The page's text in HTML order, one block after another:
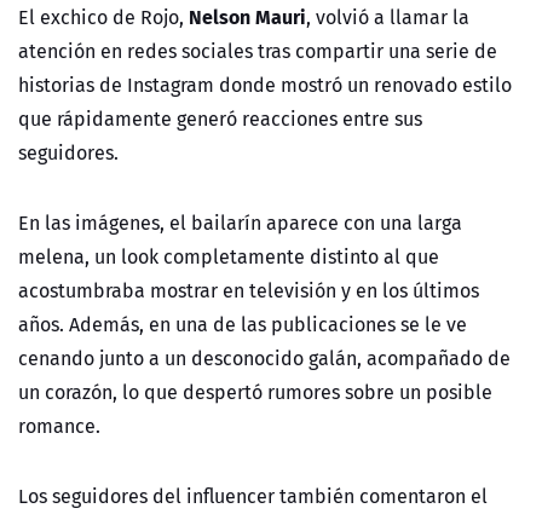
El exchico de Rojo, Nelson Mauri, volvió a llamar la
atención en redes sociales tras compartir una serie de
historias de Instagram donde mostró un renovado estilo
que rápidamente generó reacciones entre sus
seguidores.
En las imágenes, el bailarín aparece con una larga
melena, un look completamente distinto al que
acostumbraba mostrar en televisión y en los últimos
años. Además, en una de las publicaciones se le ve
cenando junto a un desconocido galán, acompañado de
un corazón, lo que despertó rumores sobre un posible
romance.
Los seguidores del influencer también comentaron el